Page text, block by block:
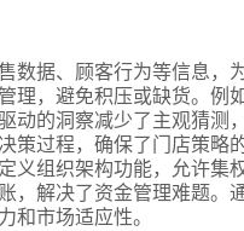
数据、顾客行为等信息，
理，避免积压或缺货。例
动的洞察减少了主观猜测
策过程，确保了门店策略
义组织架构功能，允许集
，解决了资金管理难题。
市场适应性。